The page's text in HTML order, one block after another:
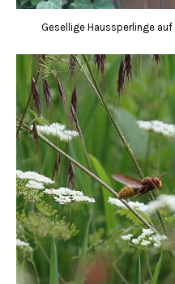
Gesellige Haussperlinge